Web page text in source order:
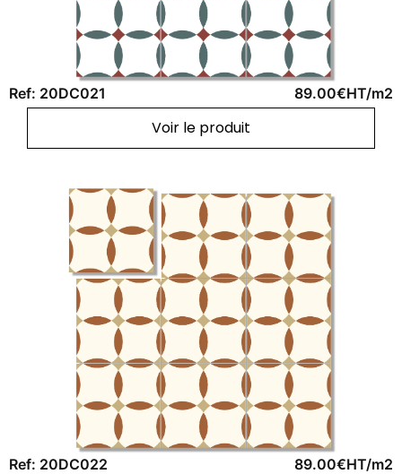
Ref: 20DC021 89.00€HT/m2
Voir le produit
Ref: 20DC022 89.00€HT/m2